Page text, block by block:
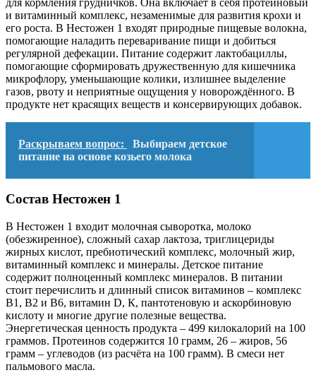
и витаминный комплекс, незаменимые для развития крохи и
его роста. В Нестожен 1 входят природные пищевые волокна,
помогающие наладить переваривание пищи и добиться
регулярной дефекации. Питание содержит лактобациллы,
помогающие сформировать дружественную для кишечника
микрофлору, уменьшающие колики, излишнее выделение
газов, рвоту и неприятные ощущения у новорождённого. В
продукте нет красящих веществ и консервирующих добавок.
Раскрываем вопрос:
Выбираем детское
питание на основе козьего молока
Состав Нестожен 1
В Нестожен 1 входит молочная сыворотка, молоко
(обезжиренное), сложный сахар лактоза, триглицериды
жирных кислот, пребиотический комплекс, молочный жир,
витаминный комплекс и минералы. Детское питание
содержит полноценный комплекс минералов. В питании
стоит перечислить и длинный список витаминов – комплекс
B1, B2 и B6, витамин D, К, пантотеновую и аскорбиновую
кислоту и многие другие полезные вещества.
Энергетическая ценность продукта – 499 килокалорий на 100
граммов. Протеинов содержится 10 грамм, 26 – жиров, 56
грамм – углеводов (из расчёта на 100 грамм). В смеси нет
пальмового масла.